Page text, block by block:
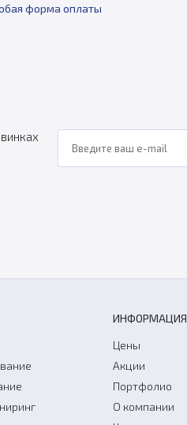
форма оплаты
ИНФОРМАЦИЯ
Цены
Акции
Портфолио
О компании